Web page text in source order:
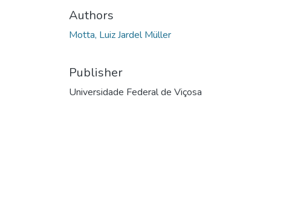
Authors
Motta, Luiz Jardel Müller
Publisher
Universidade Federal de Viçosa